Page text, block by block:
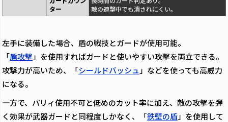
ター
敵の連撃中でも潰されにくい。
左手に装備した場合、盾の戦技とガードが使用可能。
「盾攻撃」を使用すればガードと使いやすい攻撃を両立できる。
攻撃力が高いため、「シールドバッシュ 」などを使っても高威力
になる。
一方で、パリィ使用不可と低めのカット率に加え、敵の攻撃を弾
く効果が武器ガードと同程度しかなく、「鉄壁の盾」を使用して